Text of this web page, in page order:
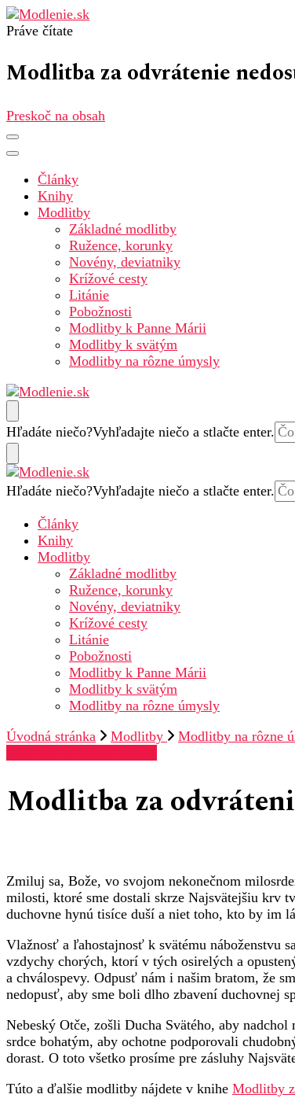
Práve čítate
Modlitba za odvrátenie
Preskoč na obsah
Články
Knihy
Modlitby
Základné modlitby
Ružence, korunky
Novény, deviatniky
Krížové cesty
Litánie
Pobožnosti
Modlitby k Panne Márii
Modlitby k svätým
Modlitby na rôzne úmysly
Modlenie.sk – modlitba online
Hľadáte niečo?Vyhľadajte niečo a stlačte enter.
Modlenie.sk – modlitba online
Hľadáte niečo?Vyhľadajte niečo a stlačte enter.
Články
Knihy
Modlitby
Základné modlitby
Ružence, korunky
Novény, deviatniky
Krížové cesty
Litánie
Pobožnosti
Modlitby k Panne Márii
Modlitby k svätým
Modlitby na rôzne úmysly
Úvodná stránka
Modlitby Modlitby na rôzne
Modlitba za
Zmiluj sa, Bože, vo svojom nekonečnom
milosti, ktoré sme dostali skrze Najsvätejšiu krv
duchovne hynú tisíce duší a niet toho, kto by im
Vlažnosť a ľahostajnosť k svätému náboženstvu
vzdychy chorých, ktorí v tých osirelých a
a chválospevy. Odpusť nám i našim bratom, že
nedopusť, aby sme boli dlho zbavení duchovnej
Nebeský Otče, zošli Ducha Svätého, aby
srdce bohatým, aby ochotne podporovali
dorast. O toto všetko prosíme pre zásluhy
Túto a ďalšie modlitby nájdete v knihe Modlitby